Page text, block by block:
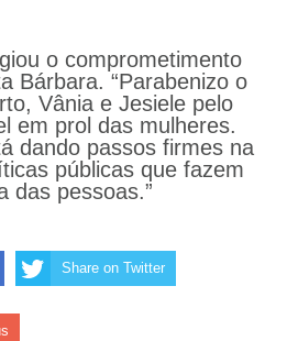
o comprometimento
Bárbara. “Parabenizo o
Vânia e Jesiele pelo
em prol das mulheres.
dando passos firmes na
públicas que fazem
das pessoas.”
Share on Twitter